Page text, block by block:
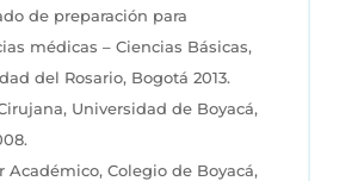
de preparación para
médicas – Ciencias Básicas,
del Rosario, Bogotá 2013.
Universidad de Boyacá,
Académico, Colegio de Boyacá,